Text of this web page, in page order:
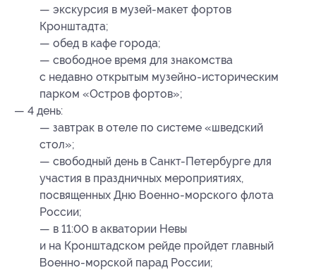
— экскурсия в музей-макет фортов
Кронштадта;
— обед в кафе города;
— свободное время для знакомства
с недавно открытым музейно-историческим
парком «Остров фортов»;
— 4 день:
— завтрак в отеле по системе «шведский
стол»;
— свободный день в Санкт-Петербурге для
участия в праздничных мероприятиях,
посвященных Дню Военно-морского флота
России;
— в 11:00 в акватории Невы
и на Кронштадском рейде пройдет главный
Военно-морской парад России;